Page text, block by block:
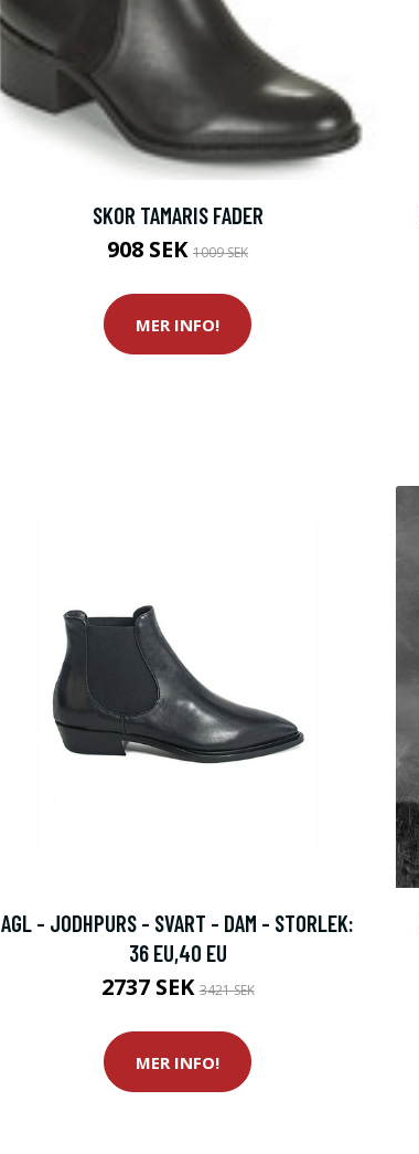
SKOR TAMARIS FADER
908 SEK 1009 SEK
MER INFO!
AGL - JODHPURS - SVART - DAM - STORLEK:
36 EU,40 EU
2737 SEK3421 SEK
MER INFO!